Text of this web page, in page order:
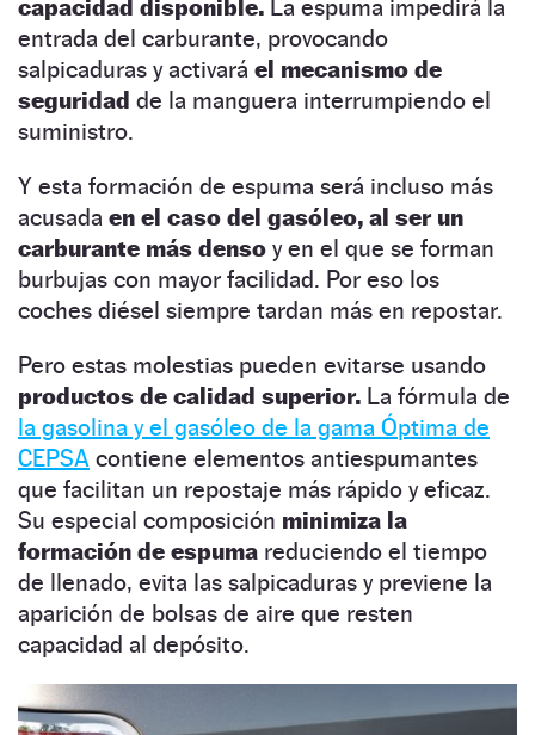
capacidad disponible. La espuma impedirá la
entrada del carburante, provocando
salpicaduras y activará el mecanismo de
seguridad de la manguera interrumpiendo el
suministro.
Y esta formación de espuma será incluso más
acusada en el caso del gasóleo, al ser un
carburante más denso y en el que se forman
burbujas con mayor facilidad. Por eso los
coches diésel siempre tardan más en repostar.
Pero estas molestias pueden evitarse usando
productos de calidad superior. La fórmula de
la gasolina y el gasóleo de la gama Óptima de
CEPSA contiene elementos antiespumantes
que facilitan un repostaje más rápido y eficaz.
Su especial composición minimiza la
formación de espuma reduciendo el tiempo
de llenado, evita las salpicaduras y previene la
aparición de bolsas de aire que resten
capacidad al depósito.